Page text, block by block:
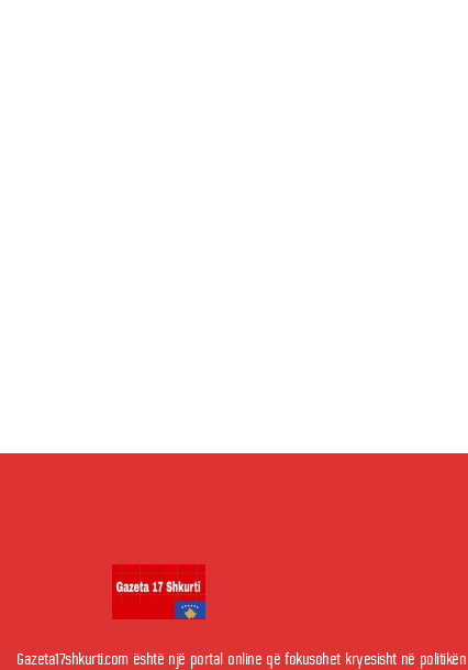
Gazeta17shkurti.com është një portal online që fokusohet kryesisht në politikën